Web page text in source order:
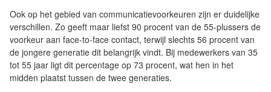
Ook op het gebied van communicatievoorkeuren zijn er duidelijke
verschillen. Zo geeft maar liefst 90 procent van de 55-plussers de
voorkeur aan face-to-face contact, terwijl slechts 56 procent van
de jongere generatie dit belangrijk vindt. Bij medewerkers van 35
tot 55 jaar ligt dit percentage op 73 procent, wat hen in het
midden plaatst tussen de twee generaties.